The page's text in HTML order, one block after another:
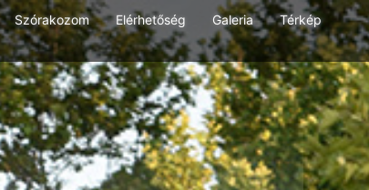
Szórakozom Elérhetőség Galeria Térkép